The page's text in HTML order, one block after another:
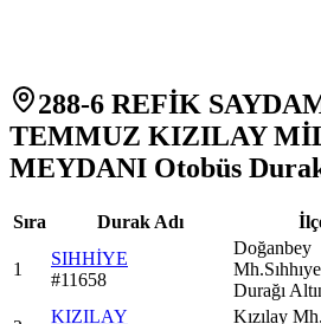
288-6 REFİK
TEMMUZ KIZILAY
MEYDANI Otobüs
Sıra Durak Adı
1
SIHHİYE
#11658
Doğanbey
Durağı
KIZILAY
Kızılay